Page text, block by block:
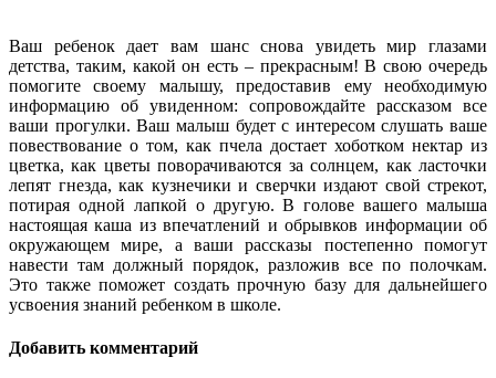
Ваш ребенок дает вам шанс снова увидеть мир глазами
детства, таким, какой он есть – прекрасным! В свою очередь
помогите своему малышу, предоставив ему необходимую
информацию об увиденном: сопровождайте рассказом все
ваши прогулки. Ваш малыш будет с интересом слушать ваше
повествование о том, как пчела достает хоботком нектар из
цветка, как цветы поворачиваются за солнцем, как ласточки
лепят гнезда, как кузнечики и сверчки издают свой стрекот,
потирая одной лапкой о другую. В голове вашего малыша
настоящая каша из впечатлений и обрывков информации об
окружающем мире, а ваши рассказы постепенно помогут
навести там должный порядок, разложив все по полочкам.
Это также поможет создать прочную базу для дальнейшего
усвоения знаний ребенком в школе.
Добавить комментарий